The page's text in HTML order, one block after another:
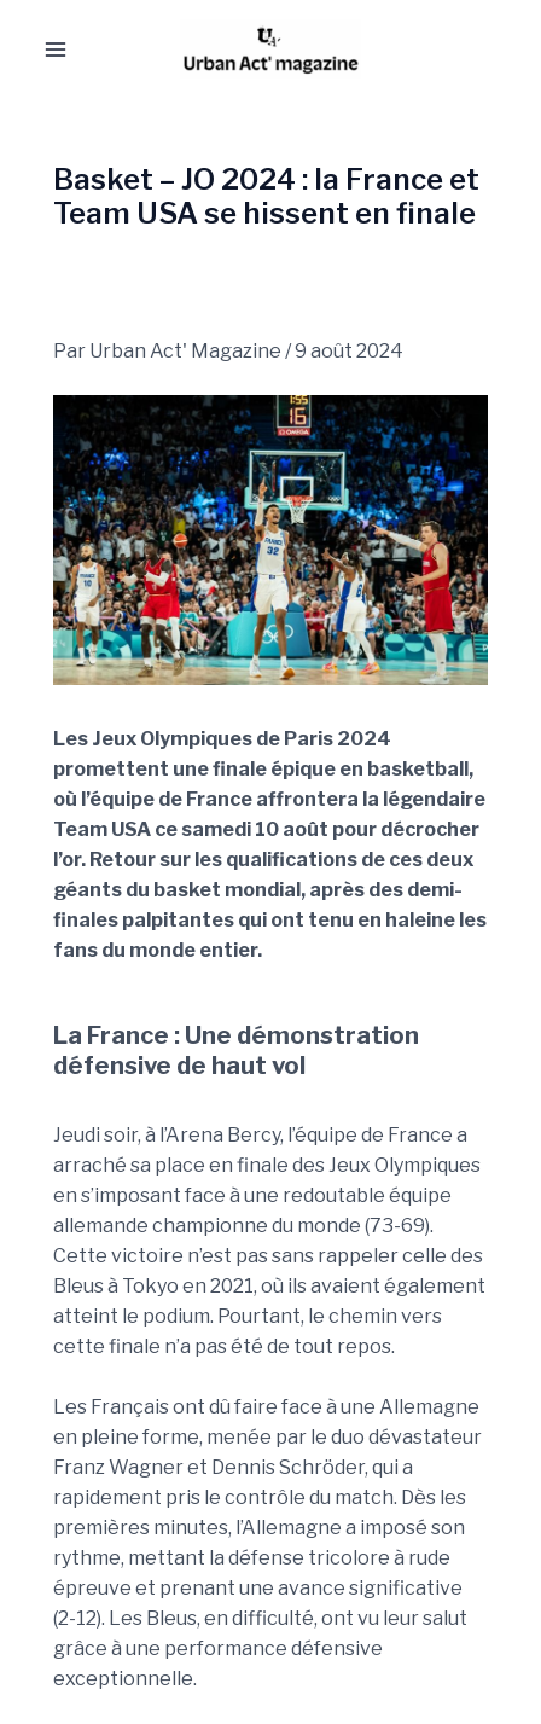
Basket – JO 2024 : la France et
Team USA se hissent en finale
Par Urban Act' Magazine /9 août 2024
Les Jeux Olympiques de Paris 2024
promettent une finale épique en basketball,
où l’équipe de France affrontera la légendaire
Team USA ce samedi 10 août pour décrocher
l’or. Retour sur les qualifications de ces deux
géants du basket mondial, après des demi-
finales palpitantes qui ont tenu en haleine les
fans du monde entier.
La France : Une démonstration
défensive de haut vol
Jeudi soir, à l’Arena Bercy, l’équipe de France a
arraché sa place en finale des Jeux Olympiques
en s’imposant face à une redoutable équipe
allemande championne du monde (73-69).
Cette victoire n’est pas sans rappeler celle des
Bleus à Tokyo en 2021, où ils avaient également
atteint le podium. Pourtant, le chemin vers
cette finale n’a pas été de tout repos.
Les Français ont dû faire face à une Allemagne
en pleine forme, menée par le duo dévastateur
Franz Wagner et Dennis Schröder, qui a
rapidement pris le contrôle du match. Dès les
premières minutes, l’Allemagne a imposé son
rythme, mettant la défense tricolore à rude
épreuve et prenant une avance significative
(2-12). Les Bleus, en difficulté, ont vu leur salut
grâce à une performance défensive
exceptionnelle.
des